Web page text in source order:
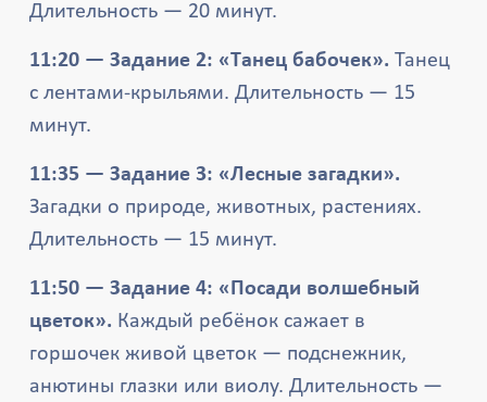
Длительность — 20 минут.
11:20 — Задание 2: «Танец бабочек». Танец
с лентами-крыльями. Длительность — 15
минут.
11:35 — Задание 3: «Лесные загадки».
Загадки о природе, животных, растениях.
Длительность — 15 минут.
11:50 — Задание 4: «Посади волшебный
цветок». Каждый ребёнок сажает в
горшочек живой цветок — подснежник,
анютины глазки или виолу. Длительность —